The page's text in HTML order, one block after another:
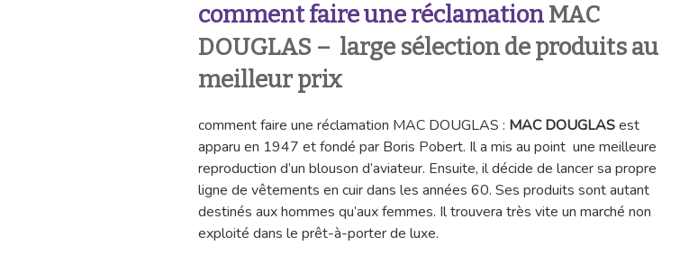
comment faire une réclamationMAC
DOUGLAS – large sélection de produits au
meilleur prix
comment faire une réclamation MAC DOUGLAS : MAC DOUGLASest
apparu en 1947 et fondé par Boris Pobert. Il a mis au point une meilleure
reproduction d’un blouson d’aviateur. Ensuite, il décide de lancer sa propre
ligne de vêtements en cuir dans les années 60. Ses produits sont autant
destinés aux hommes qu’aux femmes. Il trouvera très vite un marché non
exploité dans le prêt-à-porter de luxe.